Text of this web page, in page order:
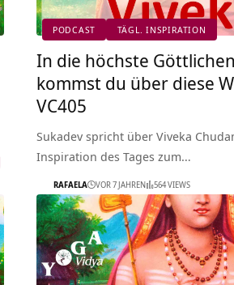
PODCAST TÄGL. INSPIRATION
In die höchste
kommst du über diese
VC405
Sukadev spricht über Viveka
Inspiration des Tages zum…
RAFAELA VOR 7 JAHREN 564 VIEWS